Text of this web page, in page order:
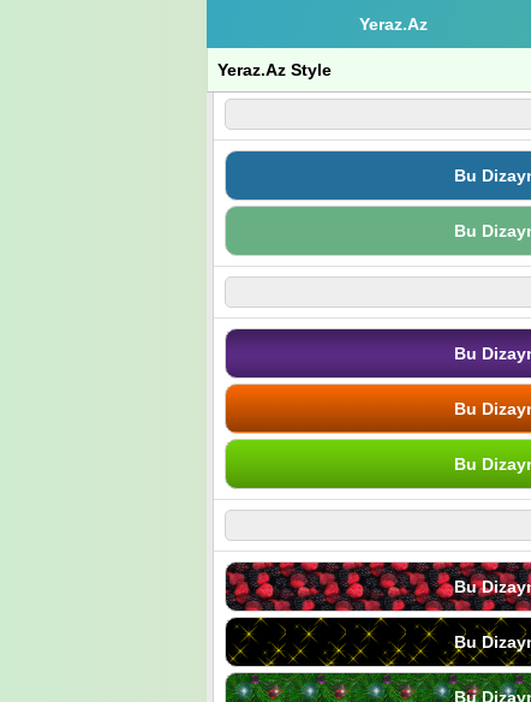
Yeraz.Az
Yeraz.Az Style
Bu
Bu
Bu
Bu
Bu
Bu
Bu
Bu